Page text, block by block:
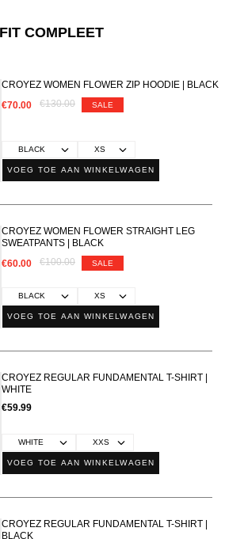
COMPLEET
CROYEZ WOMEN FLOWER ZIP HOODIE | BLACK
€70.00
€130.00 SALE
VOEG TOE AAN WINKELWAGEN
CROYEZ WOMEN FLOWER STRAIGHT LEG
SWEATPANTS | BLACK
€60.00
€100.00 SALE
VOEG TOE AAN WINKELWAGEN
CROYEZ REGULAR FUNDAMENTAL T-SHIRT |
WHITE
€59.99
VOEG TOE AAN WINKELWAGEN
CROYEZ REGULAR FUNDAMENTAL T-SHIRT |
BLACK